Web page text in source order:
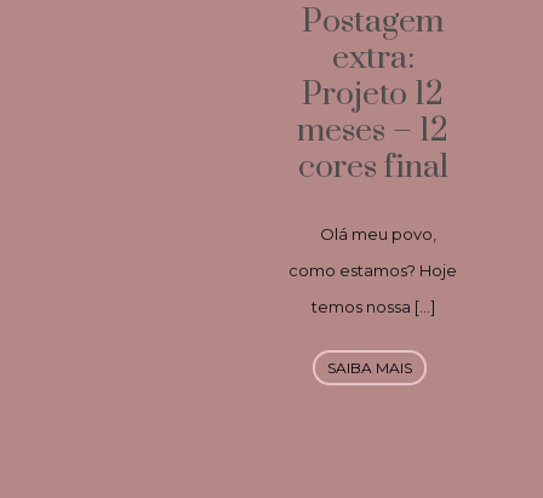
Postagem
extra:
Projeto 12
meses – 12
cores final
Olá meu povo,
como estamos? Hoje
temos nossa […]
SAIBA MAIS